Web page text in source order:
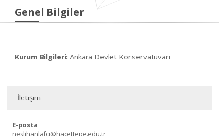
Genel Bilgiler
Kurum Bilgileri: Ankara Devlet Konservatuvarı
İletişim
E-posta
neslihanlafci@hacettepe.edu.tr